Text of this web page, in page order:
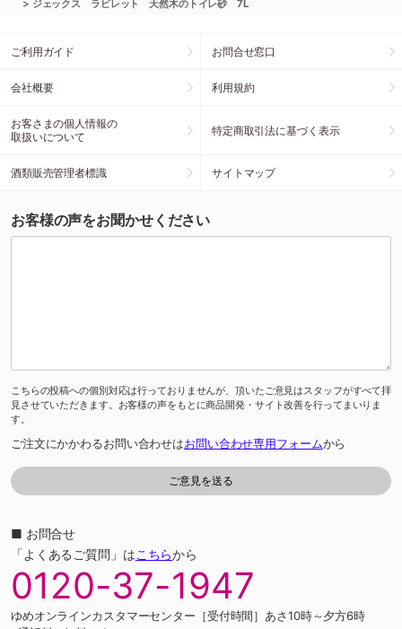
> ジェックス ラビレット 天然木のトイレ砂 7L
ご利用ガイド お問合せ窓口
会社概要 利用規約
お客さまの個人情報の
取扱いについて
特定商取引法に基づく表示
酒類販売管理者標識 サイトマップ
お客様の声をお聞かせください
こちらの投稿への個別対応は行っておりませんが、頂いたご意見はスタッフがすべて拝
見させていただきます。お客様の声をもとに商品開発・サイト改善を行ってまいりま
す。
ご注文にかかわるお問い合わせはお問い合わせ専用フォームから
■ お問合せ
「よくあるご質問」はこちらから
0120-37-1947
ゆめオンラインカスタマーセンター［受付時間］あさ10時～夕方6時